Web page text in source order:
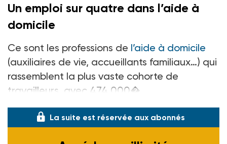
Un emploi sur quatre dans l’aide à
domicile
Ce sont les professions de l’aide à domicile
(auxiliaires de vie, accueillants familiaux…) qui
rassemblent la plus vaste cohorte de
travailleurs, avec 474 000�
La suite est réservée aux abonnés